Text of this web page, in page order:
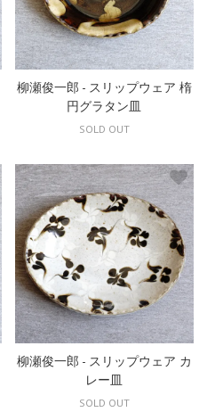
柳瀬俊一郎 - スリップウェア 楕
円グラタン皿
SOLD OUT
柳瀬俊一郎 - スリップウェア カ
レー皿
SOLD OUT